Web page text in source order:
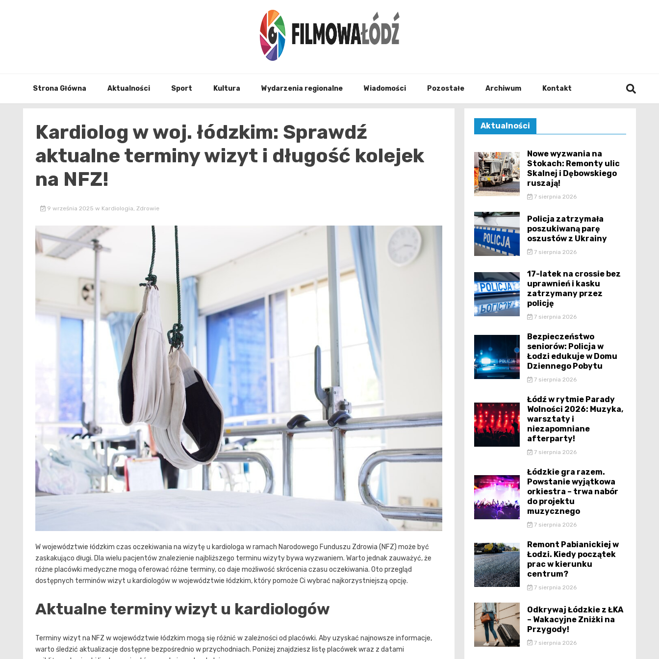
Strona Główna Aktualności Sport Kultura Wydarzenia regionalne Wiadomości Pozostałe Archiwum Kontakt
Kardiolog w woj. łódzkim: Sprawdź
aktualne terminy wizyt i długość kolejek
na NFZ!
9 września 2025 w Kardiologia, Zdrowie
W województwie łódzkim czas oczekiwania na wizytę u kardiologa w ramach Narodowego Funduszu Zdrowia (NFZ) może być
zaskakująco długi. Dla wielu pacjentów znalezienie najbliższego terminu wizyty bywa wyzwaniem. Warto jednak zauważyć, że
różne placówki medyczne mogą oferować różne terminy, co daje możliwość skrócenia czasu oczekiwania. Oto przegląd
dostępnych terminów wizyt u kardiologów w województwie łódzkim, który pomoże Ci wybrać najkorzystniejszą opcję.
Aktualne terminy wizyt u kardiologów
Terminy wizyt na NFZ w województwie łódzkim mogą się różnić w zależności od placówki. Aby uzyskać najnowsze informacje,
warto śledzić aktualizacje dostępne bezpośrednio w przychodniach. Poniżej znajdziesz listę placówek wraz z datami
Aktualności
Nowe wyzwania na
Stokach: Remonty ulic
Skalnej i Dębowskiego
ruszają!
7 sierpnia 2026
Policja zatrzymała
poszukiwaną parę
oszustów z Ukrainy
7 sierpnia 2026
17-latek na crossie bez
uprawnień i kasku
zatrzymany przez
policję
7 sierpnia 2026
Bezpieczeństwo
seniorów: Policja w
Łodzi edukuje w Domu
Dziennego Pobytu
7 sierpnia 2026
Łódź w rytmie Parady
Wolności 2026: Muzyka,
warsztaty i
niezapomniane
afterparty!
7 sierpnia 2026
Łódzkie gra razem.
Powstanie wyjątkowa
orkiestra – trwa nabór
do projektu
muzycznego
7 sierpnia 2026
Remont Pabianickiej w
Łodzi. Kiedy początek
prac w kierunku
centrum?
7 sierpnia 2026
Odkrywaj Łódzkie z ŁKA
– Wakacyjne Zniżki na
Przygody!
7 sierpnia 2026